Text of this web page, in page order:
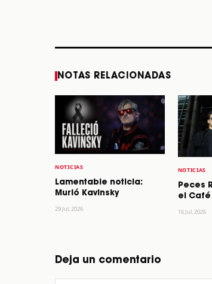
NOTAS RELACIONADAS
NOTICIAS
Lamentable noticia:
Murió Kavinsky
29 Jul, 2026
NOTICIAS
Peces
el
16 Jul, 2026
Deja un comentario